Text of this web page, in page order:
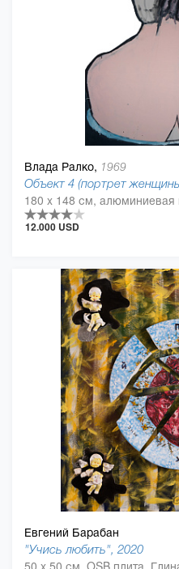
Влада Ралко, 1969
Объект 4 (портрет
12.000 USD
Евгений Барабан
"Учись любить", 2020
50 x 50 см, OSB плита,